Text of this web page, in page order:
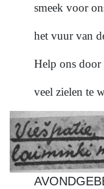
smeek voor
het vuur van
Help ons door
veel zielen te